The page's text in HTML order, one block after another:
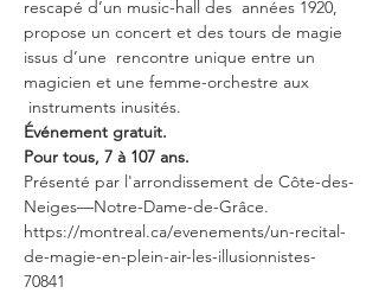
rescapé d’un music-hall des  années 1920,
propose un concert et des tours de magie
issus d’une  rencontre unique entre un
magicien et une femme-orchestre aux
instruments inusités.
Événement gratuit.
Pour tous, 7 à 107 ans.
Présenté par l'arrondissement de Côte-des-
Neiges—Notre-Dame-de-Grâce.
https://montreal.ca/evenements/un-recital-
de-magie-en-plein-air-les-illusionnistes-
70841